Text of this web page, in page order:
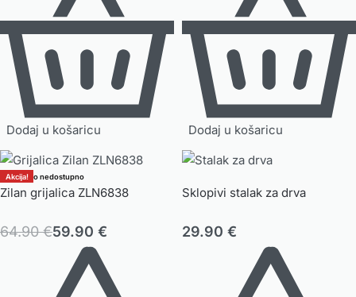
Dodaj u košaricu Dodaj u košaricu
Akcija!
Trenutno nedostupno
Zilan grijalica ZLN6838
64.90€59.90 €
Sklopivi stalak za drva
29.90 €